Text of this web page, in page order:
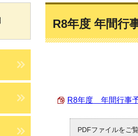
R8年度 年間行
R8年度 年間行事
PDFファイルをご